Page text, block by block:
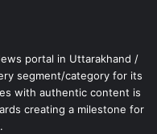
portal in Uttarakhand /
segment/category for its
with authentic content is
creating a milestone for